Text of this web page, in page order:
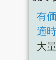
有
適
大